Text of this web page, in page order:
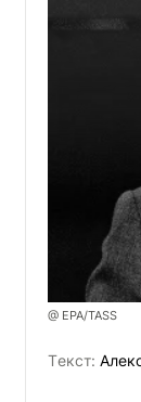
@ EPA/TASS
Tекст: